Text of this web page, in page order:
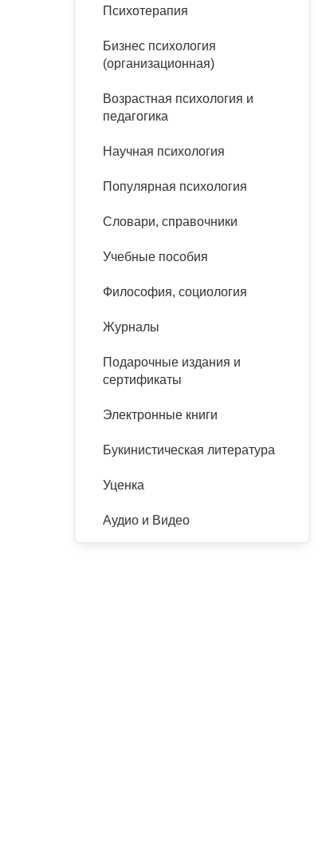
панические атаки
Психодрама
Сказкотерапия
психотерапии
Классический, эриксоновский
эргономика
Социальная психология
Психология развития
организационная психология
психоанализ
Психотерапия
Бизнес психология
(организационная)
Возрастная психология и
педагогика
Научная психология
Популярная психология
Словари, справочники
Учебные пособия
Философия, социология
Журналы
Подарочные издания и
сертификаты
Электронные книги
Букинистическая литература
Уценка
Аудио и Видео